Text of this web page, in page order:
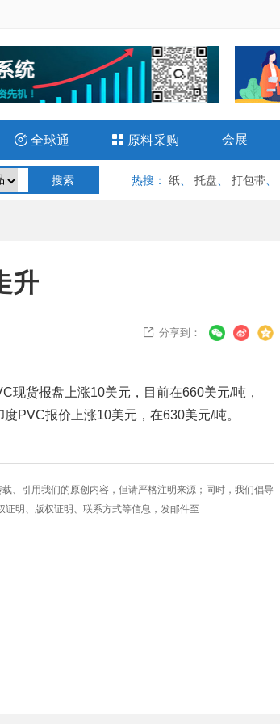
 全球通  原料采购 会展
热搜 ： 纸 托盘 打包带
升
 分享到：
现货报盘上涨10美元，目前在660美元/吨，
PVC报价上涨10美元，在630美元/吨。
、引用我们的原创内容，但请严格注明来源；同时，我们倡导
明、版权证明、联系方式等信息，发邮件至